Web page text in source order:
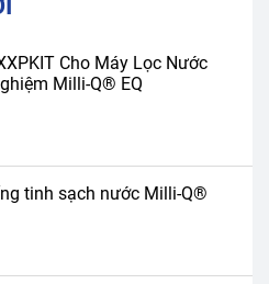
Cho Máy Lọc Nước
Milli-Q® EQ
tinh sạch nước Milli-Q®